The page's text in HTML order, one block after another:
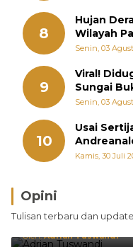
8
Hujan
Wilayah
Senin, 03
9
Viral!
Sungai
Warga
Senin, 03
10
Usai
Mamak
Kamis, 30 Juli
Opini
Tulisan terbaru dan update
Brasil Lebih
Punya Cara
Oleh:Adrian Tuswandi